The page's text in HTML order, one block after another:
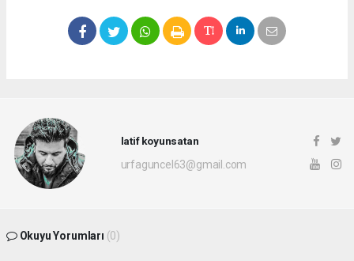
latif koyunsatan
urfaguncel63@gmail.com
Okuyu Yorumları (0)